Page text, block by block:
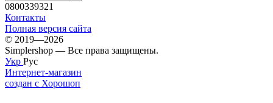
0800339321
Контакты
Полная версия сайта
© 2019—2026
Simplershop — Все права защищены.
Укр Рус
Интернет-магазин
создан с Хорошоп